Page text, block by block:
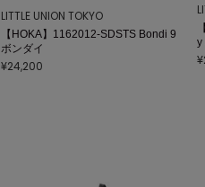
LITTLE UNION TOKYO
【HOKA】1162012-SDSTS Bondi 9
ボンダイ
¥24,200
y